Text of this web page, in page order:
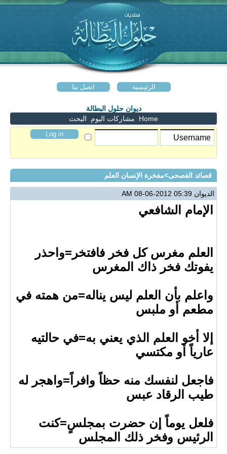
الرئيسية اتصل بنا
ديوان حلول البطالة
Home
مشاركات اليوم البحث
قصائد الفصحى>مفخرة الإنسان العلم
الديوان
الإمام الشافعي
العلم مغرس كل فخر فافتخر=واحذر
يفوتك فخر ذاك المغرس
واعلم بأن العلم ليس يناله=من همته في
مطعم أو ملبس
إلا أخو العلم الذي يعني به=في حالتيه
عارياً أو مكتسي
فاجعل لنفسك منه حظاً وافراً=واهجر له
طيب الرقاد عبس
فلعل يوماً إن حضرت بمجلسٍ=كنت
الرئيس وفخر ذلك المجلس